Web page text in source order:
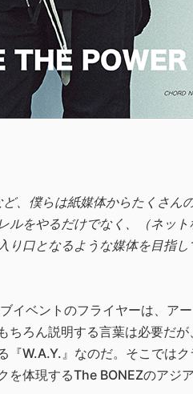
、僕らは紙媒体からたくさ
をやるだけでなく、（ネッ
口となるような媒体を目指
イベントのフライヤーは、ア
ろん説明する言葉は必要だ
W.A.Y.』なのだ。そこでは
体現するThe BONEZのアジ